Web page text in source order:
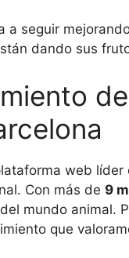
a seguir
dando sus
web
Con más de 9
mundo animal.
que